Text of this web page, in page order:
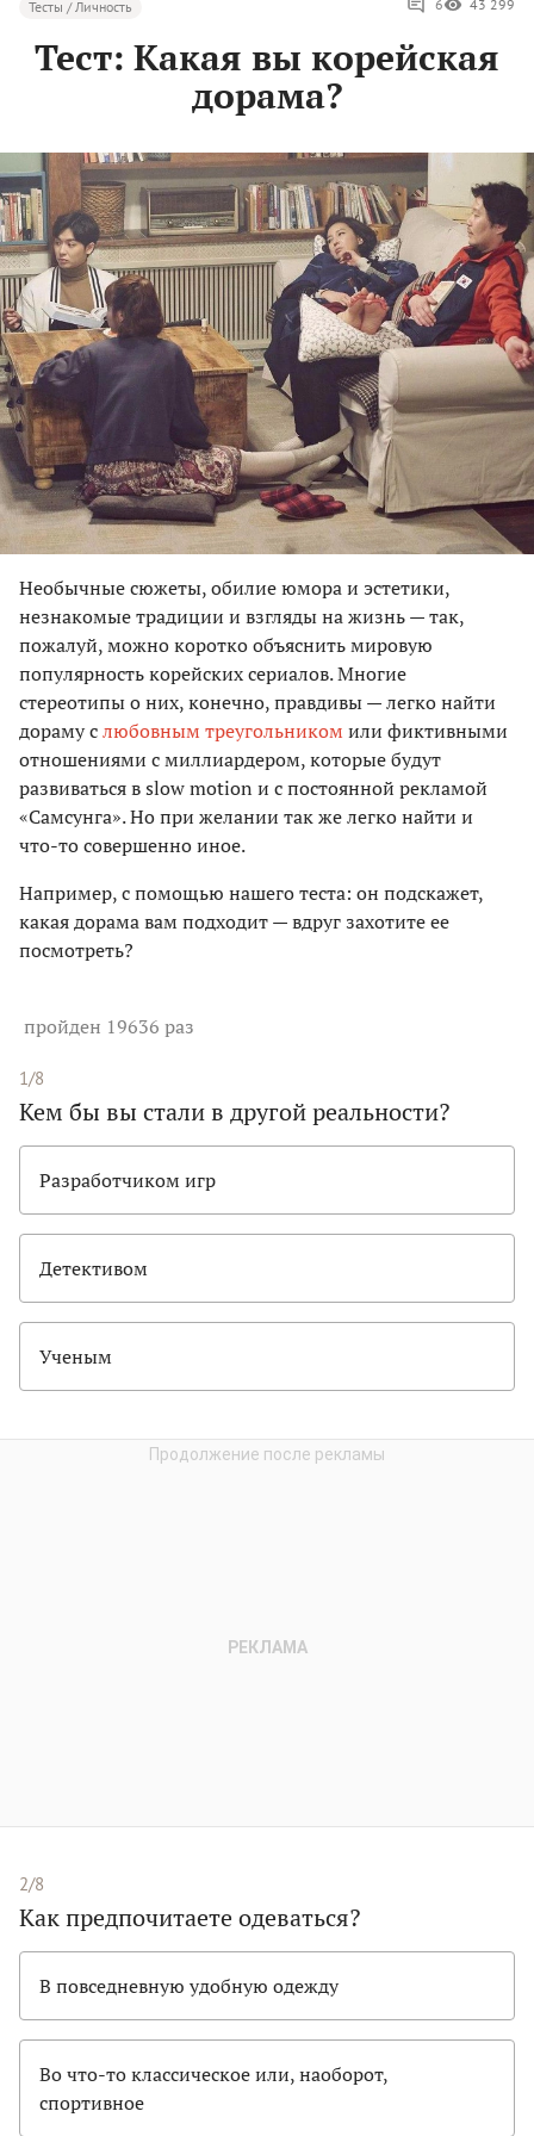
Тесты / Личность 6 43 299
Тест: Какая вы корейская
дорама?
Необычные сюжеты, обилие юмора и эстетики,
незнакомые традиции и взгляды на жизнь — так,
пожалуй, можно коротко объяснить мировую
популярность корейских сериалов. Многие
стереотипы о них, конечно, правдивы — легко найти
дораму слюбовным треугольником или фиктивными
отношениями с миллиардером, которые будут
развиваться в slow motion и с постоянной рекламой
«Самсунга». Но при желании так же легко найти и
что-то совершенно иное.
Например, с помощью нашего теста: он подскажет,
какая дорама вам подходит — вдруг захотите ее
посмотреть?
пройден 19636 раз
1/8
Кем бы вы стали в другой реальности?
Разработчиком игр
Детективом
Ученым
2/8
Как предпочитаете одеваться?
В повседневную удобную одежду
Во что-то классическое или, наоборот,
спортивное